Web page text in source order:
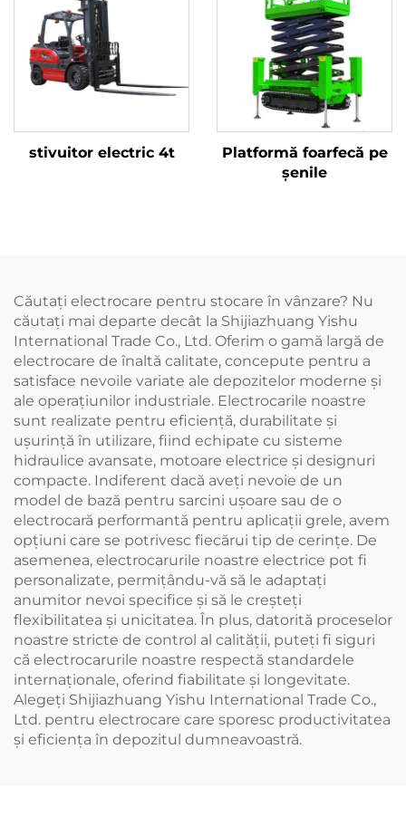
stivuitor electric 4t
Platformă foarfecă pe
șenile
Căutați electrocare pentru stocare în vânzare? Nu
căutați mai departe decât la Shijiazhuang Yishu
International Trade Co., Ltd. Oferim o gamă largă de
electrocare de înaltă calitate, concepute pentru a
satisface nevoile variate ale depozitelor moderne și
ale operațiunilor industriale. Electrocarile noastre
sunt realizate pentru eficiență, durabilitate și
ușurință în utilizare, fiind echipate cu sisteme
hidraulice avansate, motoare electrice și designuri
compacte. Indiferent dacă aveți nevoie de un
model de bază pentru sarcini ușoare sau de o
electrocară performantă pentru aplicații grele, avem
opțiuni care se potrivesc fiecărui tip de cerințe. De
asemenea, electrocarurile noastre electrice pot fi
personalizate, permițându-vă să le adaptați
anumitor nevoi specifice și să le creșteți
flexibilitatea și unicitatea. În plus, datorită proceselor
noastre stricte de control al calității, puteți fi siguri
că electrocarurile noastre respectă standardele
internaționale, oferind fiabilitate și longevitate.
Alegeți Shijiazhuang Yishu International Trade Co.,
Ltd. pentru electrocare care sporesc productivitatea
și eficiența în depozitul dumneavoastră.